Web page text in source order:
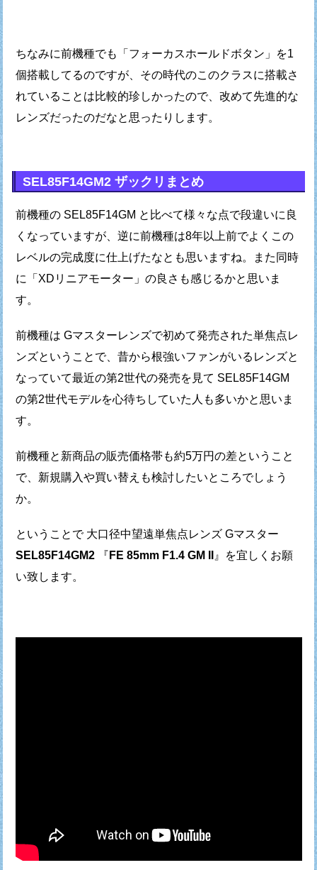
ちなみに前機種でも「フォーカスホールドボタン」を1
個搭載してるのですが、 その時代のこのクラスに搭載さ
れていることは比較的珍しかったので、 改めて先進的な
レンズだったのだなと思ったりします。
SEL85F14GM2 ザックリまとめ
前機種の SEL85F14GM と比べて様々な点で段違いに良
くなっていますが、 逆に前機種は8年以上前でよくこの
レベルの完成度に仕上げたなとも思いますね。
また同時
に「XDリニアモーター」の良さも感じるかと思いま
す。
前機種は Gマスターレンズで初めて発売された単焦点レ
ンズということで、 昔から根強いファンがいるレンズと
なっていて最近の第2世代の発売を見て SEL85F14GM
の第2世代モデルを心待ちしていた人も多いかと思いま
す。
前機種と新商品の販売価格帯も約5万円の差ということ
で、 新規購入や買い替えも検討したいところでしょう
か。
ということで 大口径中望遠単焦点レンズ Gマスター
SEL85F14GM2『 FE 85mm F1.4 GM II 』を宜しくお願
い致します。